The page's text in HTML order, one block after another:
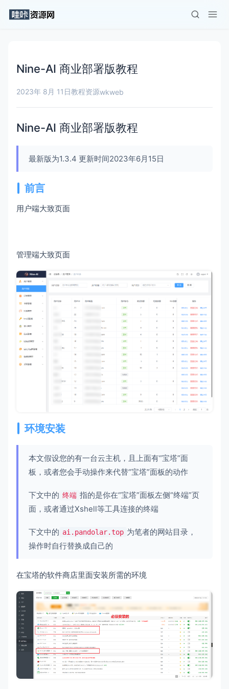
Nine-AI 商业部署版教程
2023年 8月 11日教程资源wkweb
Nine-AI 商业部署版教程
最新版为1.3.4 更新时间2023年6月15日
前言
用户端大致页面
管理端大致页面
环境安装
本文假设您的有一台云主机，且上面有“宝塔”面
板，或者您会手动操作来代替“宝塔”面板的动作
下文中的 终端 指的是你在“宝塔”面板左侧“终端”页
面，或者通过Xshell等工具连接的终端
下文中的 ai.pandolar.top 为笔者的网站目录，
操作时自行替换成自己的
在宝塔的软件商店里面安装所需的环境